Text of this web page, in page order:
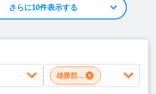
さらに10件表示する
雄勝郡羽後町